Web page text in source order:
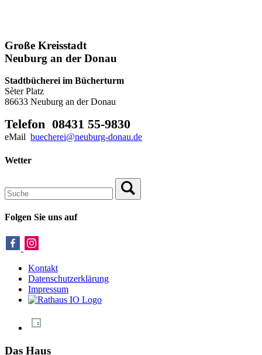
Große Kreisstadt
Neuburg an der Donau
Stadtbücherei im Bücherturm
Sèter Platz
86633 Neuburg an der Donau
Telefon 08431 55-9830
eMail buecherei@neuburg-donau.de
Wetter
Folgen Sie uns auf
Kontakt
Datenschutzerklärung
Impressum
Das Haus